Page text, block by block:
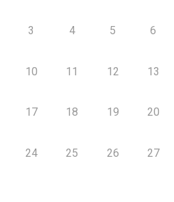
3 4 5 6
10 11 12 13
17 18 19 20
24 25 26 27